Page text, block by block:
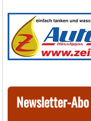
Newsletter-Abo